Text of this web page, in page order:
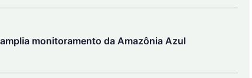
monitoramento da Amazônia Azul